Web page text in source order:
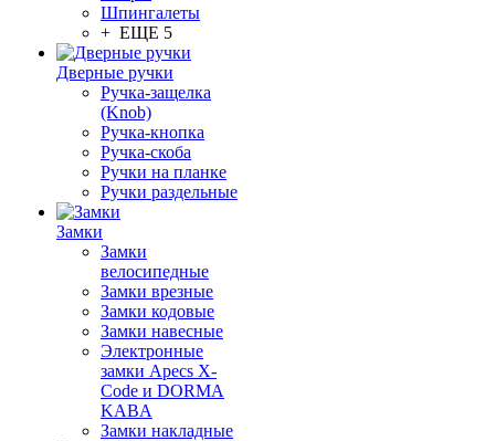
Шпингалеты
+ ЕЩЕ 5
Дверные ручки
Ручка-защелка
(Knob)
Ручка-кнопка
Ручка-скоба
Ручки на планке
Ручки раздельные
Замки
Замки
велосипедные
Замки врезные
Замки кодовые
Замки навесные
Электронные
замки Apecs X-
Code и DORMA
KABA
Замки накладные